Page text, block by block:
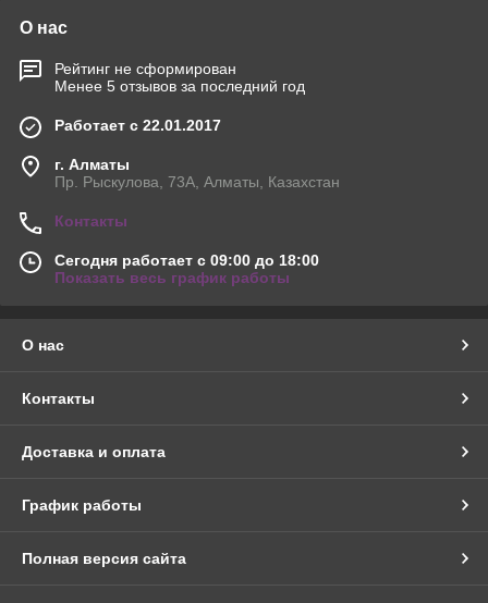
О нас
Рейтинг не сформирован
Менее 5 отзывов за последний год
Работает с 22.01.2017
г. Алматы
Пр. Рыскулова, 73А, Алматы, Казахстан
Контакты
Сегодня работает с 09:00 до 18:00
Показать весь график работы
О нас
Контакты
Доставка и оплата
График работы
Полная версия сайта